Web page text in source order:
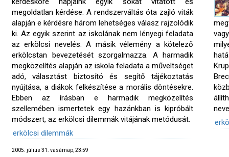
megoldatlan kérdése. A rendszerváltás óta zajló viták
alapján e kérdésre három lehetséges válasz rajzolódik
ki. Az egyik szerint az iskolának nem lényegi feladata
az erkölcsi nevelés. A másik vélemény a kötelező
erkölcstan bevezetését szorgalmazza. A harmadik
megközelítés alapján az iskola feladata a műveltséget
adó, választást biztosító és segítő tájékoztatás
nyújtása, a diákok felkészítése a morális döntésekre.
Ebben az írásban e harmadik megközelítés
szellemében ismertetek egy hazánkban is kipróbált
módszert, az erkölcsi dilemmák vitájának metódusát.
erkölcsi dilemmák
2005. július 31. vasárnap, 23:59